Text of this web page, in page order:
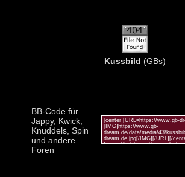
Kussbild (GBs)
BB-Code für
Jappy, Kwick,
Knuddels, Spin
und andere
Foren